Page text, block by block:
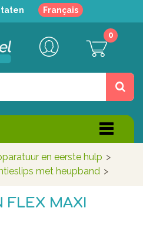
Français
0
en eerste hulp >
met heupband >
FLEX MAXI